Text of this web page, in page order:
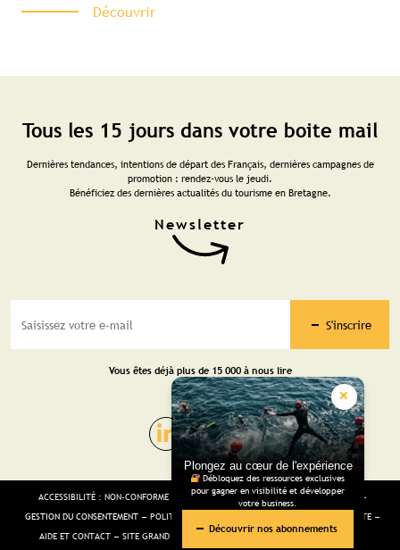
Découvrir
Plongez au cœur de l'expérience
Débloquez des ressources exclusives
pour gagner en visibilité et développer
votre business.
Découvrir nos abonnements
Tous les 15 jours dans votre boite mail
Dernières tendances, intentions de départ des Français, dernières campagnes de
promotion : rendez-vous le jeudi.
Bénéficiez des dernières actualités du tourisme en Bretagne.
S'inscrire
Vous êtes déjà plus de 15 000 à nous lire
ACCESSIBILITÉ : NON-CONFORME MENTIONS LÉGALES
GESTION DES COOKIES
GESTION DU CONSENTEMENT
POLITIQUE DE CONFIDENTIALITÉ
PLAN DU SITE
AIDE ET CONTACT
SITE GRAND PUBLIC SALLE DE PRESSE SITE VOYAGISTES